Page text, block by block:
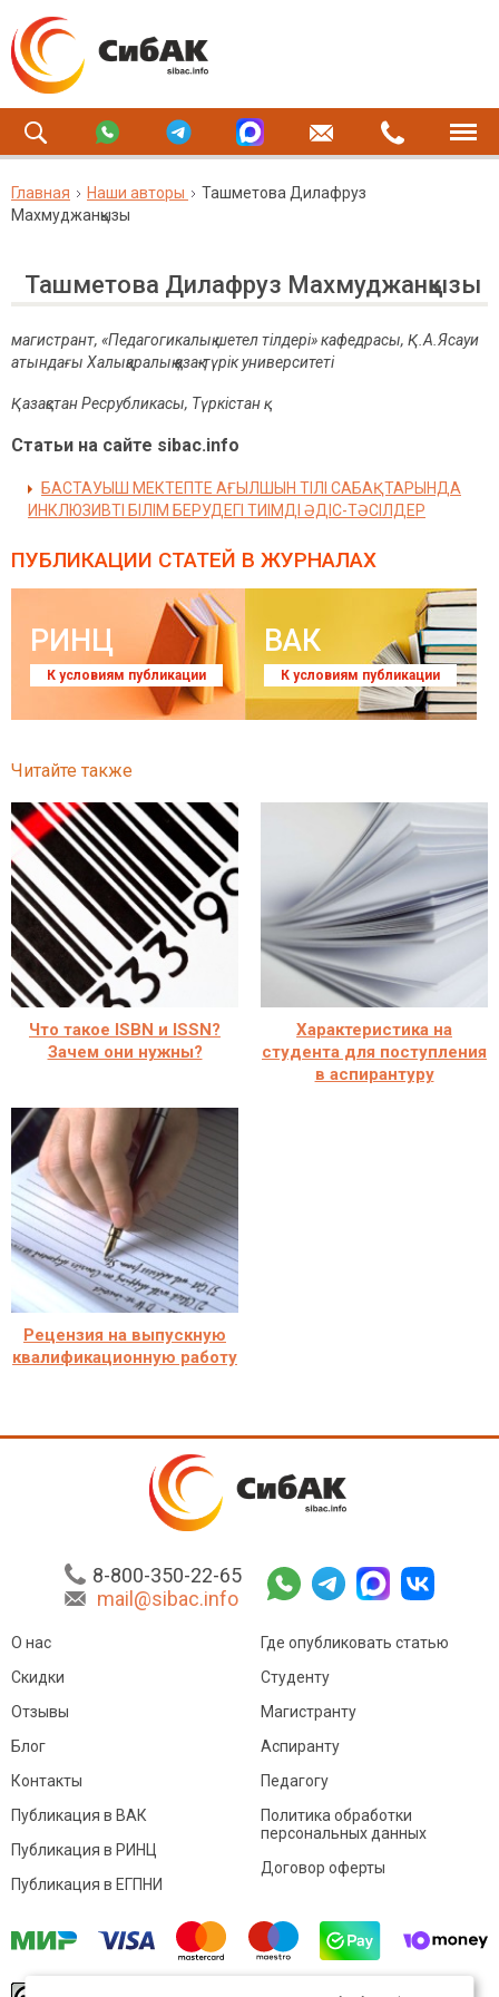
Главная Наши авторы
Ташметова Дилафруз
Махмуджанқызы
Ташметова Дилафруз Махмуджанқызы
магистрант, «Педагогикалық шетел тілдері» кафедрасы, Қ.А.Ясауи
атындағы Халықаралық қазақ-түрік университеті
Қазақстан Ресрубликасы, Түркістан қ.
Статьи на сайте sibac.info
БАСТАУЫШ МЕКТЕПТЕ АҒЫЛШЫН ТІЛІ САБАҚТАРЫНДА
ИНКЛЮЗИВТІ БІЛІМ БЕРУДЕГІ ТИІМДІ ӘДІС-ТӘСІЛДЕР
ПУБЛИКАЦИИ СТАТЕЙ В ЖУРНАЛАХ
РИНЦ
К условиям публикации
ВАК
К условиям публикации
Читайте также
Что такое ISBN и ISSN?
Зачем они нужны?
Характеристика на
студента для поступления
в аспирантуру
Рецензия на выпускную
квалификационную работу
8-800-350-22-65
mail@sibac.info
О нас
Скидки
Отзывы
Блог
Контакты
Где опубликовать статью
Студенту
Магистранту
Аспиранту
Педагогу
Публикация в ВАК
Публикация в РИНЦ
Публикация в ЕГПНИ
Политика обработки
персональных данных
Договор оферты